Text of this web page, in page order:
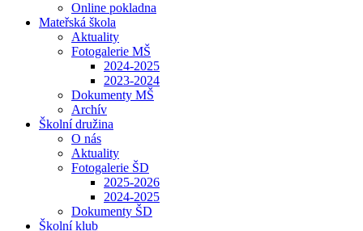
Online pokladna
Mateřská škola
Aktuality
Fotogalerie MŠ
2024-2025
2023-2024
Dokumenty MŠ
Archív
Školní družina
O nás
Aktuality
Fotogalerie ŠD
2025-2026
2024-2025
Dokumenty ŠD
Školní klub